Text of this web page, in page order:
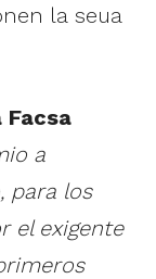
la seua
Facsa
a
para los
el exigente